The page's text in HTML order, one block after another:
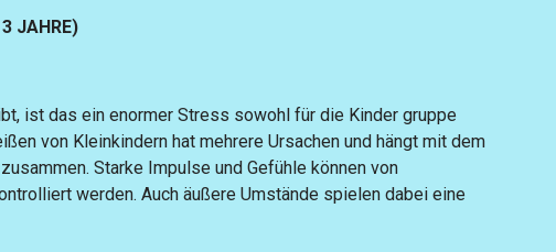
3 JAHRE)
ist das ein enormer Stress sowohl für die Kinder gruppe
von Kleinkindern hat mehrere Ursachen und hängt mit dem
Starke Impulse und Gefühle können von
werden. Auch äußere Umstände spielen dabei eine